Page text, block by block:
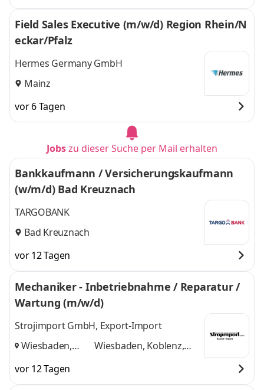
Field Sales Executive (m/w/d) Region Rhein/N
eckar/Pfalz
Hermes Germany GmbH
Mainz
vor 6 Tagen
Jobszu dieser Suche per Mail erhalten
Bankkaufmann / Versicherungskaufmann
(w/m/d) Bad Kreuznach
TARGOBANK
Bad Kreuznach
vor 12 Tagen
Mechaniker - Inbetriebnahme / Reparatur /
Wartung (m/w/d)
Strojimport GmbH, Export-Import
Wiesbaden,
Wiesbaden, Koblenz,
vor 12 Tagen